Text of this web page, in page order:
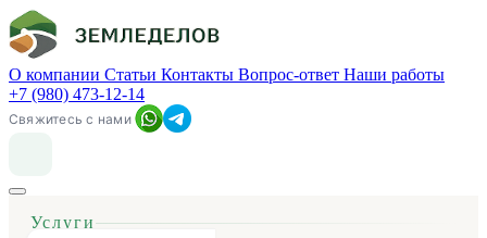
О компании Статьи Контакты Вопрос-ответ Наши работы
+7 (980) 473-12-14
Свяжитесь с нами
Услуги